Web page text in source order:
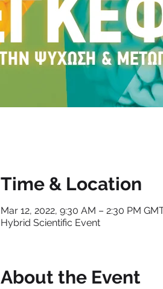
Time & Location
Mar 12, 2022, 9:30 AM – 2:30 PM
Hybrid Scientific Event
About the Event